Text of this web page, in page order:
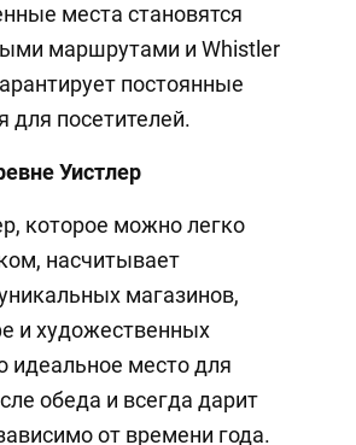
места становятся
маршрутами и Whistler
постоянные
для посетителей.
Уистлер
которое можно легко
насчитывает
магазинов,
и художественных
идеальное место для
обеда и всегда дарит
от времени года.